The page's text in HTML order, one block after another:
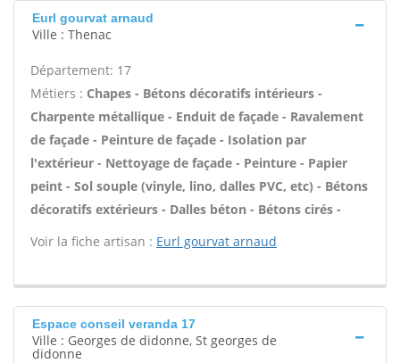
Eurl gourvat arnaud
Ville : Thenac
Département: 17
Métiers : Chapes - Bétons décoratifs intérieurs -
Charpente métallique - Enduit de façade - Ravalement
de façade - Peinture de façade - Isolation par
l'extérieur - Nettoyage de façade - Peinture - Papier
peint - Sol souple (vinyle, lino, dalles PVC, etc) - Bétons
décoratifs extérieurs - Dalles béton - Bétons cirés -
Voir la fiche artisan : Eurl gourvat arnaud
Espace conseil veranda 17
Ville : Georges de didonne, St georges de
didonne